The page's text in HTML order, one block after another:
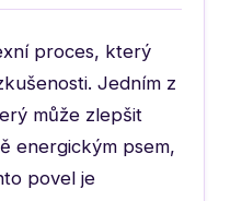
proces, který
Jedním z
může zlepšit
energickým psem,
povel je